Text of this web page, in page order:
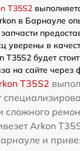
T35S2
в Барнауле
уверены в
T35S2 будет
на сайте через
T35S2
сложного
Arkon
и